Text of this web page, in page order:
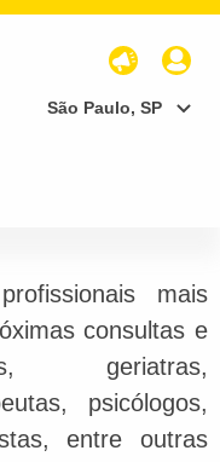
São Paulo, SP
mais
consultas e
geriatras,
psicólogos,
entre outras